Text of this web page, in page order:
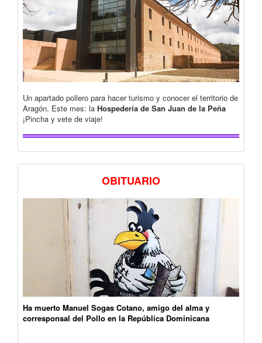
Un apartado pollero para hacer turismo y conocer el territorio de
Aragón. Este mes: la Hospedería de San Juan de la Peña
¡Pincha y vete de viaje!
OBITUARIO
Ha muerto Manuel Sogas Cotano, amigo del alma y
corresponsal del Pollo en la República Dominicana